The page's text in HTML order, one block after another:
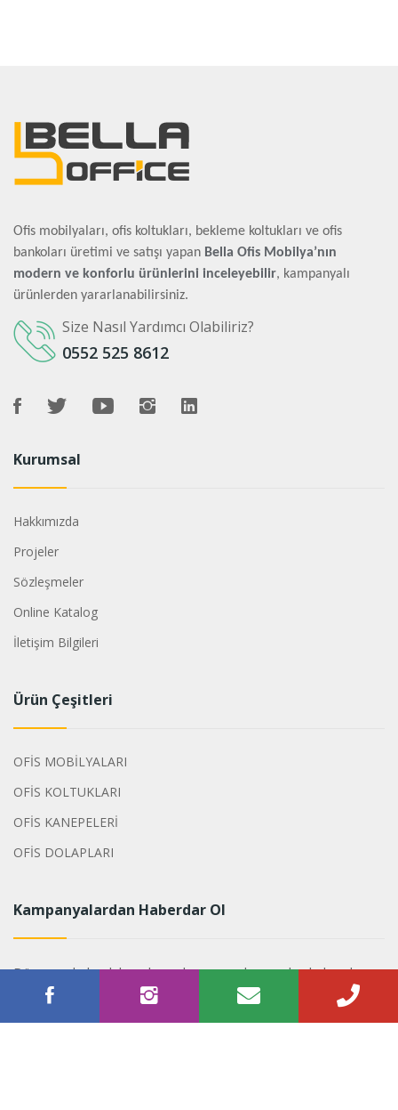
Ofis mobilyaları, ofis koltukları, bekleme koltukları ve ofis
bankoları üretimi ve satışı yapan Bella Ofis Mobilya’nın
modern ve konforlu ürünlerini inceleyebilir, kampanyalı
ürünlerden yararlanabilirsiniz.
Size Nasıl Yardımcı Olabiliriz?
0552 525 8612
Kurumsal
Hakkımızda
Projeler
Sözleşmeler
Online Katalog
İletişim Bilgileri
Ürün Çeşitleri
OFİS MOBİLYALARI
OFİS KOLTUKLARI
OFİS KANEPELERİ
OFİS DOLAPLARI
Kampanyalardan Haberdar Ol
Dönemsel olarak hazırlanan kampanyalarımızdan haberdar
olabilirsiniz.